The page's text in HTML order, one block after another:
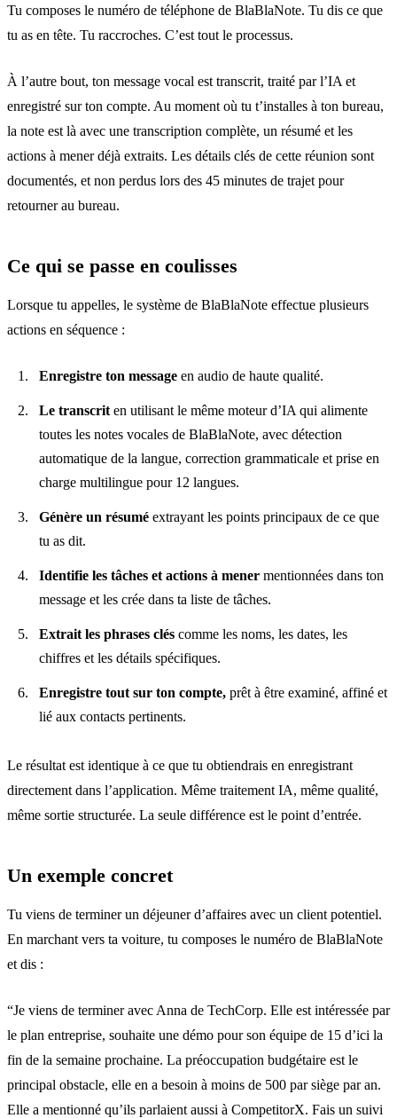
Tu composes le numéro de téléphone de BlaBlaNote. Tu dis ce que
tu as en tête. Tu raccroches. C’est tout le processus.
À l’autre bout, ton message vocal est transcrit, traité par l’IA et
enregistré sur ton compte. Au moment où tu t’installes à ton bureau,
la note est là avec une transcription complète, un résumé et les
actions à menerdéjà extraits. Les détails clés de cette réunion sont
documentés, et non perdus lors des 45 minutes de trajet pour
retourner au bureau.
Ce qui se passe en coulisses
Lorsque tu appelles, le système de BlaBlaNote effectue plusieurs
actions en séquence :
Enregistre ton message en audio de haute qualité.
Le transcrit en utilisant le même moteur d’IA qui alimente
toutes les notes vocales de BlaBlaNote, avec détection
automatique de la langue, correction grammaticale et prise en
charge multilingue pour 12 langues.
Génère un résumé extrayant les points principaux de ce que
tu as dit.
Identifie les tâches et actions à mener mentionnées dans ton
message et les crée dans ta liste de tâches.
Extrait les phrases clés comme les noms, les dates, les
chiffres et les détails spécifiques.
Enregistre tout sur ton compte, prêt à être examiné, affiné et
lié aux contacts pertinents.
Le résultat est identique à ce que tu obtiendrais en enregistrant
directement dans l’application. Même traitement IA, même qualité,
même sortie structurée. La seule différence est le point d’entrée.
Un exemple concret
Tu viens de terminer un déjeuner d’affaires avec un client potentiel.
En marchant vers ta voiture, tu composes le numéro de BlaBlaNote
et dis :
“Je viens de terminer avec Anna de TechCorp. Elle est intéressée par
le plan entreprise, souhaite une démo pour son équipe de 15 d’ici la
fin de la semaine prochaine. La préoccupation budgétaire est le
principal obstacle, elle en a besoin à moins de 500 par siège par an.
Elle a mentionné qu’ils parlaient aussi à CompetitorX. Fais un suivi